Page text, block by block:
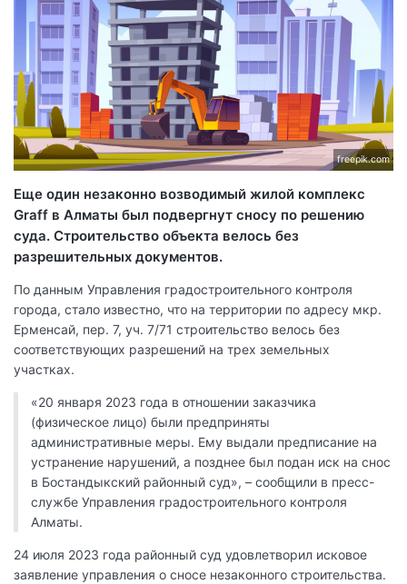
freepik.com
Еще один незаконно возводимый жилой комплекс
Graff в Алматы был подвергнут сносу по решению
суда. Строительство объекта велось без
разрешительных документов.
По данным Управления градостроительного контроля
города, стало известно, что на территории по адресу мкр.
Ерменсай, пер. 7, уч. 7/71 строительство велось без
соответствующих разрешений на трех земельных
участках.
«20 января 2023 года в отношении заказчика
(физическое лицо) были предприняты
административные меры. Ему выдали предписание на
устранение нарушений, а позднее был подан иск на снос
в Бостандыкский районный суд», – сообщили в пресс-
службе Управления градостроительного контроля
Алматы.
24 июля 2023 года районный суд удовлетворил исковое
заявление управления о сносе незаконного строительства.